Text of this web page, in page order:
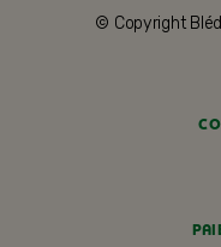
© Copyright